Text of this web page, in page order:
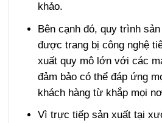
khảo.
Bên cạnh đó, quy trình
được trang bị công nghệ
xuất quy mô lớn với các
đảm bảo có thể đáp ứng
khách hàng từ khắp mọi
Vì trực tiếp sản xuất tại